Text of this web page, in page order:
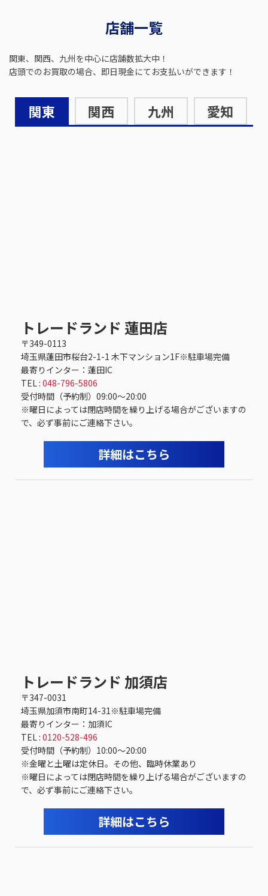
店舗一覧
関東、関西、九州を中心に店舗数拡大中！
店頭でのお買取の場合、即日現金にてお支払いができます！
関東 関西 九州 愛知
トレードランド 蓮田店
〒349-0113
埼玉県蓮田市桜台2-1-1 木下マンション1F※駐車場完備
最寄りインター：蓮田IC
TEL : 048-796-5806
受付時間（予約制）09:00〜20:00
※曜日によっては閉店時間を繰り上げる場合がございますの
で、必ず事前にご連絡下さい。
詳細はこちら
トレードランド 加須店
〒347-0031
埼玉県加須市南町14-31※駐車場完備
最寄りインター：加須IC
TEL : 0120-528-496
受付時間（予約制）10:00～20:00
※金曜と土曜は定休日。その他、臨時休業あり
※曜日によっては閉店時間を繰り上げる場合がございますの
で、必ず事前にご連絡下さい。
詳細はこちら